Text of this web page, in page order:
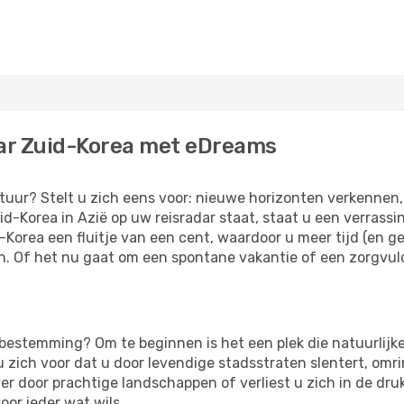
Zuid-Korea met eDreams
Stelt u zich eens voor: nieuwe horizonten
Korea in Azië op uw reisradar staat, staat u een
een fluitje van een cent, waardoor u meer tijd (en
Of het nu gaat om een ​​spontane vakantie of een
Om te beginnen is het een plek die
zich voor dat u door levendige stadsstraten slentert,
door prachtige landschappen of verliest u zich in de